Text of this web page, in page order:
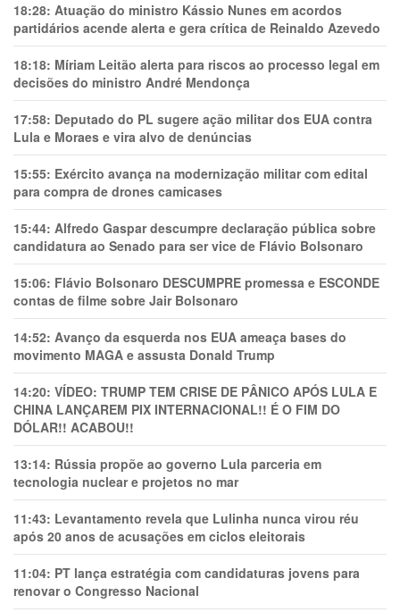
18:28: Atuação do ministro Kássio Nunes em acordos
partidários acende alerta e gera crítica de Reinaldo Azevedo
18:18: Míriam Leitão alerta para riscos ao processo legal em
decisões do ministro André Mendonça
17:58: Deputado do PL sugere ação militar dos EUA contra
Lula e Moraes e vira alvo de denúncias
15:55: Exército avança na modernização militar com edital
para compra de drones camicases
15:44: Alfredo Gaspar descumpre declaração pública sobre
candidatura ao Senado para ser vice de Flávio Bolsonaro
15:06: Flávio Bolsonaro DESCUMPRE promessa e ESCONDE
contas de filme sobre Jair Bolsonaro
14:52: Avanço da esquerda nos EUA ameaça bases do
movimento MAGA e assusta Donald Trump
14:20: VÍDEO: TRUMP TEM CRlSE DE PÂNlCO APÓS LULA E
CHINA LANÇAREM PIX INTERNACIONAL!! É O FIM DO
DÓLAR!! ACABOU!!
13:14: Rússia propõe ao governo Lula parceria em
tecnologia nuclear e projetos no mar
11:43: Levantamento revela que Lulinha nunca virou réu
após 20 anos de acusações em ciclos eleitorais
11:04: PT lança estratégia com candidaturas jovens para
renovar o Congresso Nacional